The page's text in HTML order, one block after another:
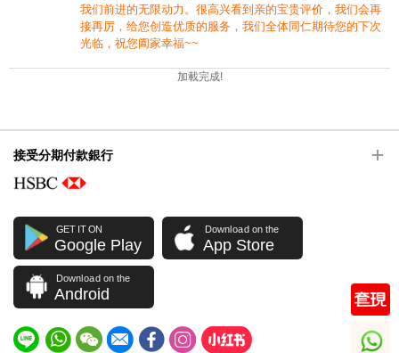
我们前进的无限动力。很高兴看到亲的宝贵评价，我们会再
接再厉，给您创造优质的服务，我们全体同仁期待您的下次
光临，祝您阖家幸福~~
加載完成!
接受分期付款銀行
GET IT ON
Google Play
Download on the
App Store
Download on the
Android